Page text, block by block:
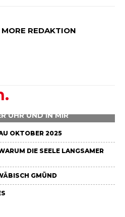
REDAKTION
UHR UND IN MIR
OKTOBER 2025
DIE SEELE LANGSAMER L
GMÜND